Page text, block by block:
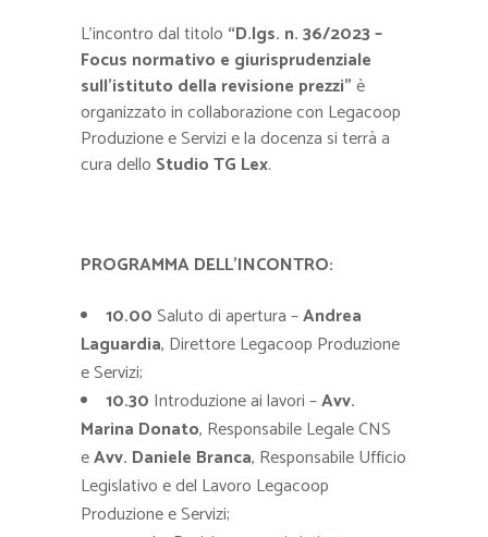
L’incontro dal titolo “D.lgs. n. 36/2023 –
Focus normativo e giurisprudenziale
sull’istituto della revisione prezzi”è
organizzato in collaborazione con Legacoop
Produzione e Servizi e la docenza si terrà a
cura dello Studio TG Lex.
PROGRAMMA DELL’INCONTRO:
10.00Saluto di apertura –Andrea
Laguardia, Direttore Legacoop Produzione
e Servizi;
10.30 Introduzione ai lavori –Avv.
Marina Donato, Responsabile Legale CNS
eAvv. Daniele Branca, Responsabile Ufficio
Legislativo e del Lavoro Legacoop
Produzione e Servizi;